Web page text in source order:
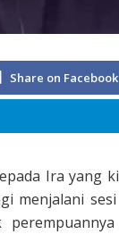
Share on Facebook
Ira yang
menjalani